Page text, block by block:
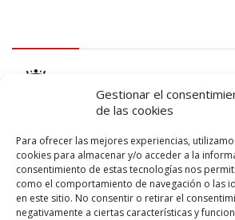
Gestionar el
de las cookies
Para ofrecer las mejores experiencias,
cookies para almacenar y/o acceder a la
consentimiento de estas tecnologías nos
como el comportamiento de navegación o las
en este sitio. No consentir o retirar el
negativamente a ciertas características y
logo SID